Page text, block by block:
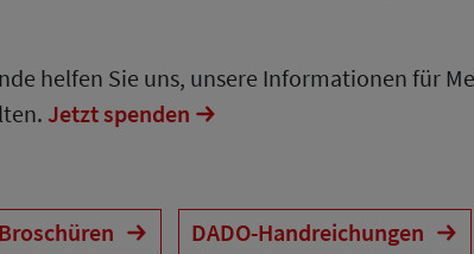
helfen Sie uns, unsere Informationen für
Jetzt spenden
Broschüren DADO-Handreichungen